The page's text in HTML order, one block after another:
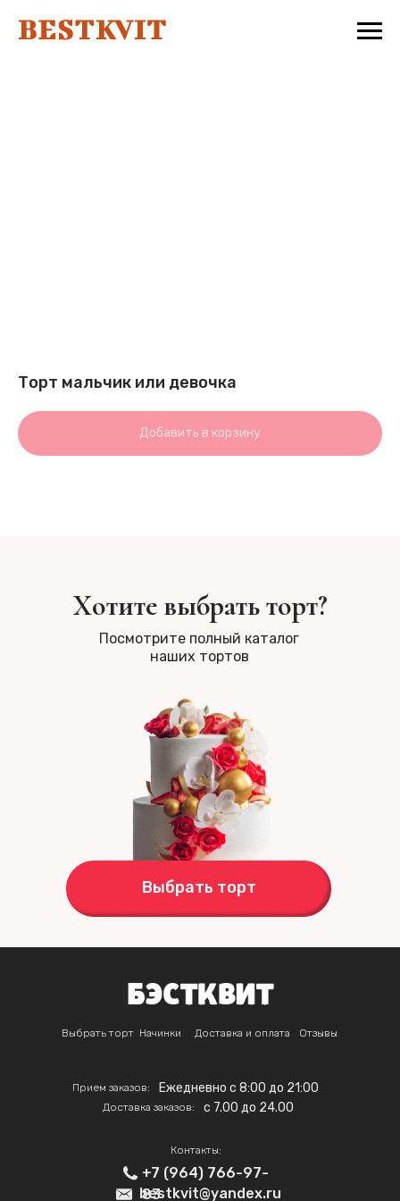
Торт мальчик или девочка
Добавить в корзину
Хотите выбрать торт?
Посмотрите полный каталог
наших тортов
Выбрать торт
Контакты:
Выбрать торт Начинки Доставка и оплата Отзывы
Прием заказов: Ежедневно с 8:00 до 21:00
Доставка заказов: c 7.00 до 24.00
bestkvit@yandex.ru
+7 (964) 766-97-
83